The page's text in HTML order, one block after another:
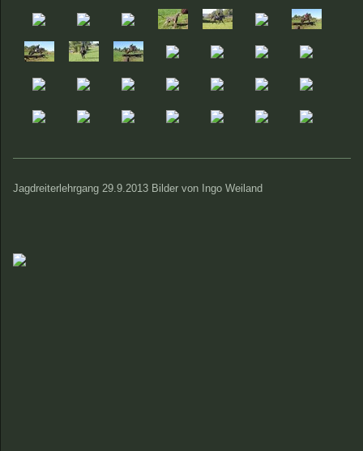
Jagdreiterlehrgang 29.9.2013 Bilder von Ingo Weiland